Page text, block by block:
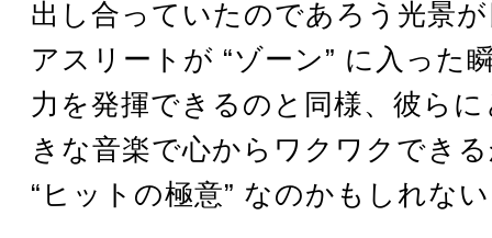
出し合っていたのであろう光景
アスリートが “ゾーン” に入った
力を発揮できるのと同様、彼ら
きな音楽で心からワクワクでき
“ヒットの極意” なのかもしれな